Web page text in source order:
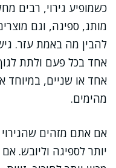
כשמופיע גירוי, רבים
מותג, ספיגה, וגם
להבין מה באמת עזר.
אחד בכל פעם ולתת
אחד או שניים,
מהימים.
אם אתם מזהים שהגירוי
יותר לספיגה וליובש.